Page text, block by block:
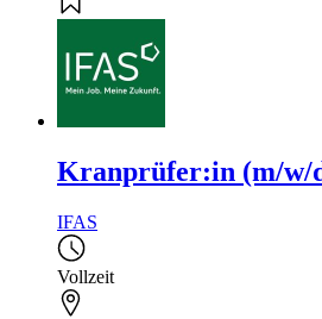
Kranprüfer:in (m/w/
IFAS
Vollzeit